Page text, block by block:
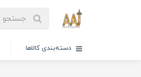
دسته‌بندی کالاها